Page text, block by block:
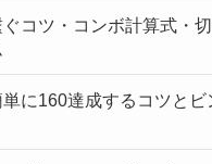
コツ・コンボ計算式・
に160達成するコツとビ